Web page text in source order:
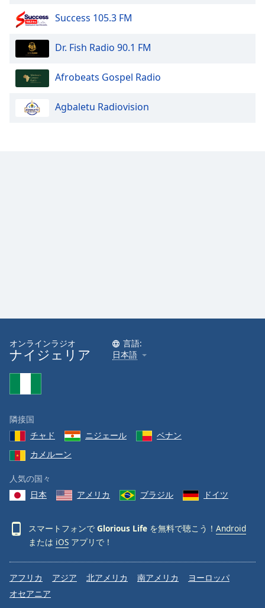
Opacity
Color
Opacity
Font
Family
Done
Dialog
dialog
Success 105.3 FM
Dr. Fish Radio 90.1 FM
Afrobeats Gospel Radio
Agbaletu Radiovision
オンラインラジオ
ナイジェリア
言語:
日本語
隣接国
チャド
ニジェール
ベナン
カメルーン
人気の国々
日本
アメリカ ブラジル ドイツ
スマートフォンで Glorious Life を無料で聴こう！ Android
または iOS アプリで！
アフリカ アジア 北アメリカ 南アメリカ
ヨーロッパ
オセアニア